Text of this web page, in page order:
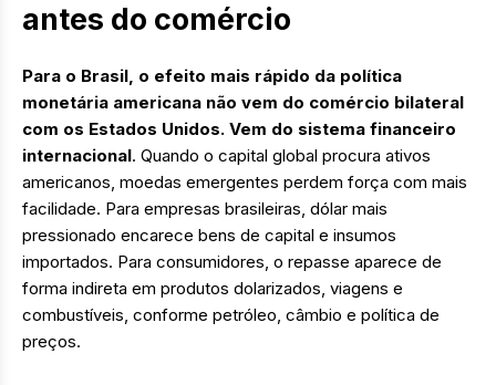
antes do comércio
Para o Brasil, o efeito mais rápido da política
monetária americana não vem do comércio bilateral
com os Estados Unidos. Vem do sistema financeiro
internacional. Quando o capital global procura ativos
americanos, moedas emergentes perdem força com mais
facilidade. Para empresas brasileiras, dólar mais
pressionado encarece bens de capital e insumos
importados. Para consumidores, o repasse aparece de
forma indireta em produtos dolarizados, viagens e
combustíveis, conforme petróleo, câmbio e política de
preços.